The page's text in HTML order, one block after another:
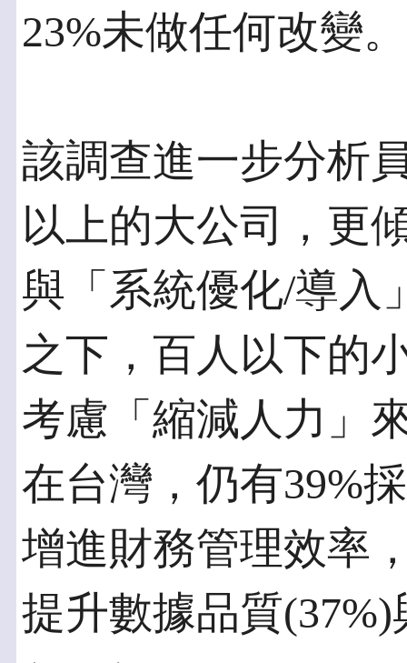
23%未做任何改變。
該調查進一步分析
以上的大公司，更
與「系統優化/導入
之下，百人以下的
考慮「縮減人力」
在台灣，仍有39%
增進財務管理效率
提升數據品質